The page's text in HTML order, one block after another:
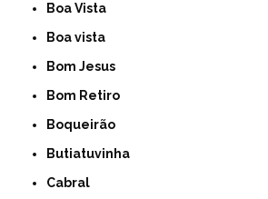
Boa Vista
Boa vista
Bom Jesus
Bom Retiro
Boqueirão
Butiatuvinha
Cabral